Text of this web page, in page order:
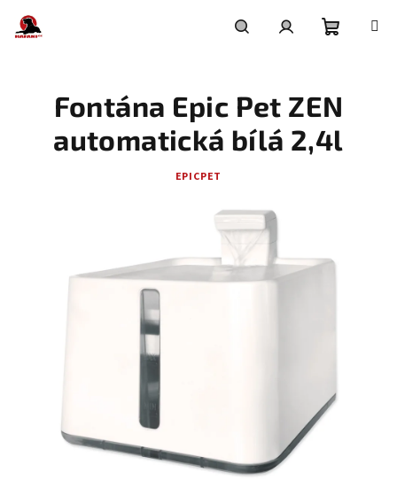
obsah
košík
Fontána Epic Pet ZEN
automatická bílá 2,4l
EPICPET